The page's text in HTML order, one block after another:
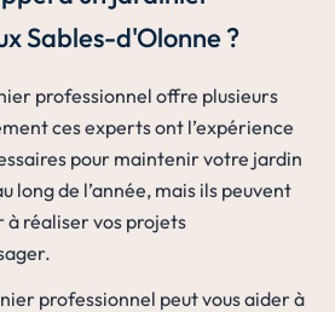
Sables-d'Olonne ?
professionnel offre plusieurs
ces experts ont l’expérience
pour maintenir votre jardin
long de l’année, mais ils peuvent
à réaliser vos projets
professionnel peut vous aider à